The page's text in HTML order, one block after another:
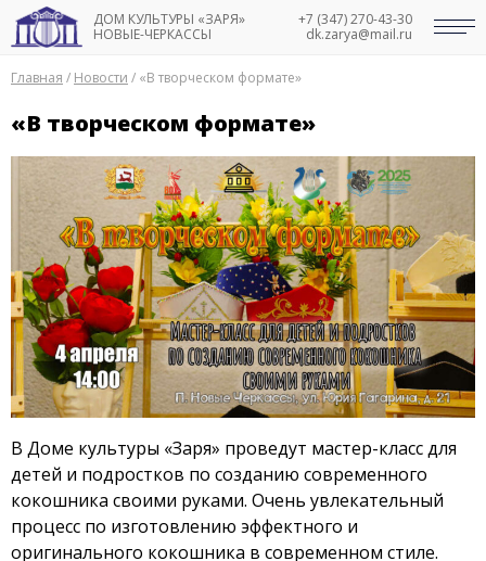
ДОМ КУЛЬТУРЫ «ЗАРЯ»
НОВЫЕ-ЧЕРКАССЫ
+7 (347) 270-43-30
dk.zarya@mail.ru
Главная / Новости / «В творческом формате»
«В творческом формате»
В Доме культуры «Заря» проведут мастер-класс для
детей и подростков по созданию современного
кокошника своими руками. Очень увлекательный
процесс по изготовлению эффектного и
оригинального кокошника в современном стиле.